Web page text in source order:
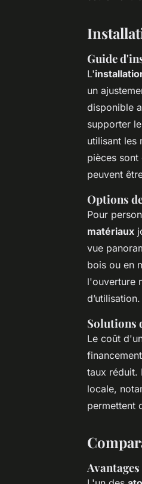
Guide
L'
un
disponible
supporter
utilisant les
pièces
peuvent
Options
Pour
matériaux
vue
bois ou en
l'ouverture
d’utilisation.
Solutions
Le coût
taux réduit.
locale,
permettent